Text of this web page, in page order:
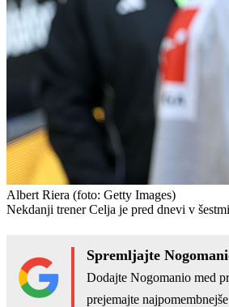
Albert Riera (foto: Getty Images)
Nekdanji trener Celja je pred dnevi v
Spremljajte
Dodajte Nogomanio med
prejemajte